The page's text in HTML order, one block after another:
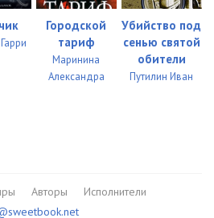
Городской
тариф
Маринина
Александра
Убийство под
сенью святой
обители
Путилин Иван
Авторы
Исполнители